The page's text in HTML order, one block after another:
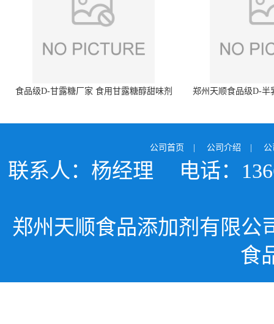
食品级D-甘露糖厂家 食用甘露糖醇甜味剂
郑州天顺食品级D-半
公司首页 | 公司介绍 |
联系人：杨经理 电话：
郑州天顺食品添加剂有限公
食